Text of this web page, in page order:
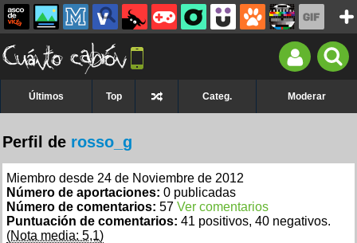
Últimos Top Categ. Moderar
Perfil de rosso_g
Miembro desde 24 de Noviembre de 2012
Número de aportaciones: 0 publicadas
Número de comentarios: 57 Ver comentarios
Puntuación de comentarios: 41 positivos, 40 negativos.
(Nota media: 5,1)